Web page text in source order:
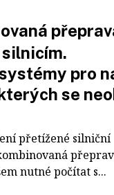
pro
se
přetížené silniční
nutné počítat s...